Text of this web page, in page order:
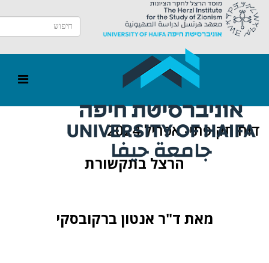
דוח תקופתי- אפריל 2024
הרצל בתקשורת
מאת ד"ר אנטון ברקובסקי